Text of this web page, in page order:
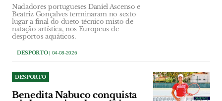
Nadadores portugueses Daniel Ascenso e
Beatriz Gonçalves terminaram no sexto
lugar a final do dueto técnico misto de
natação artística, nos Europeus de
desportos aquáticos.
DESPORTO| 04-08-2026
DESPORTO
Benedita Nabuco conquista